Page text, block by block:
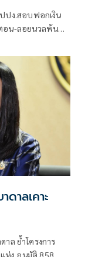
ปง.สอบฟอกเงิน
อน-ลอยนวลพ้นผิด
าลเคาะ
ล ย้ำโครงการ
ห่ง อนุมัติ 858